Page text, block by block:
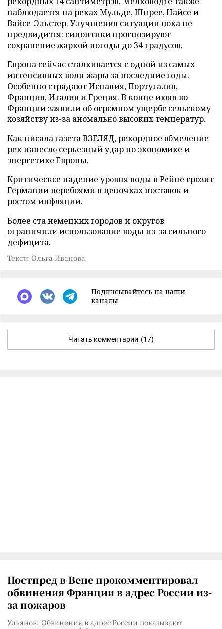
наблюдается на реках Мульде, Шпрее, Найсе и
Вайсе-Эльстер. Улучшения ситуации пока не
предвидится: синоптики прогнозируют
сохранение жаркой погоды до 34 градусов.
Европа сейчас сталкивается с одной из самых
интенсивных волн жары за последние годы.
Особенно страдают Испания, Португалия,
Франция, Италия и Греция. В конце июня во
Франции заявили об огромном ущербе сельскому
хозяйству из-за аномально высоких температур.
Как писала газета ВЗГЛЯД, рекордное обмеление
рекнанесло серьезный удар по экономике и
энергетике Европы.
Критическое падение уровня воды в Рейне грозит
Германии перебоями в цепочках поставок и
ростом инфляции.
Более ста немецких городов и округов
ограничилииспользование воды из-за сильного
дефицита.
Текст: Ольга Иванова
Подписывайтесь на наши
каналы
Читать комментарии (17)
Постпред в Вене прокомментировал
обвинения Франции в адрес России из-
за пожаров
Ульянов: Обвинения в адрес России показывают